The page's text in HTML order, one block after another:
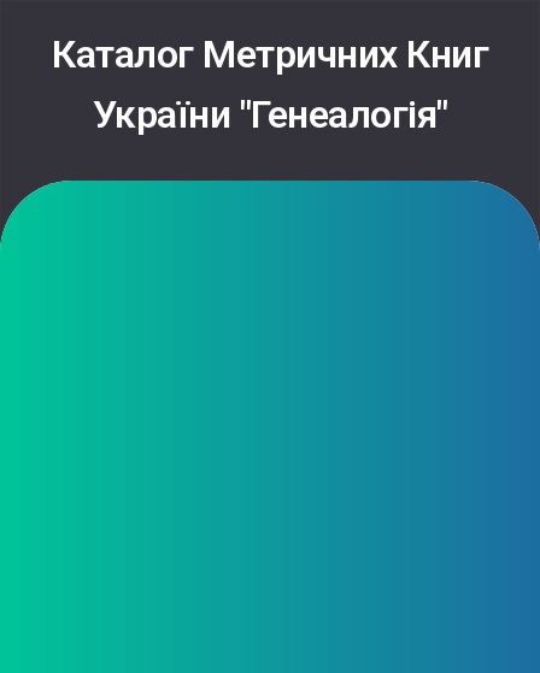
contentКаталог Метричних Книг
України "Генеалогія"